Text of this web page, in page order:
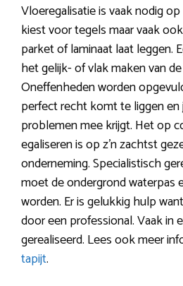
Vloeregalisatie is vaak nodig
kiest voor tegels maar vaak
parket of laminaat laat leggen.
het gelijk- of vlak maken van
Oneffenheden worden
perfect recht komt te liggen en
problemen mee krijgt. Het op
egaliseren is op z’n zachtst
onderneming. Specialistisch
moet de ondergrond waterpas
worden. Er is gelukkig hulp
door een professional. Vaak in
gerealiseerd. Lees ook meer
tapijt.